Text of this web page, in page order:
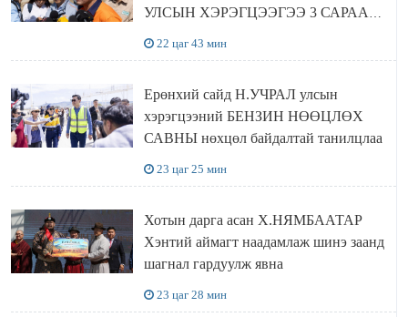
УЛСЫН ХЭРЭГЦЭЭГЭЭ 3 САРААР
22 цаг 43 мин
Ерөнхий сайд Н.УЧРАЛ улсын
хэрэгцээний БЕНЗИН НӨӨЦЛӨХ
САВНЫ нөхцөл байдалтай танилцлаа
23 цаг 25 мин
Хотын дарга асан Х.НЯМБААТАР
Хэнтий аймагт наадамлаж шинэ заанд
шагнал гардуулж явна
23 цаг 28 мин